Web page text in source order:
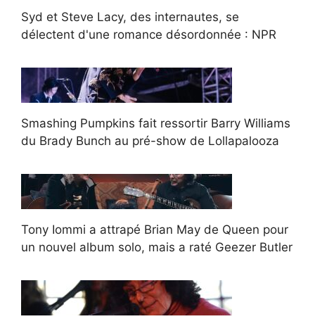
Syd et Steve Lacy, des internautes, se
délectent d'une romance désordonnée : NPR
Smashing Pumpkins fait ressortir Barry Williams
du Brady Bunch au pré-show de Lollapalooza
Tony Iommi a attrapé Brian May de Queen pour
un nouvel album solo, mais a raté Geezer Butler